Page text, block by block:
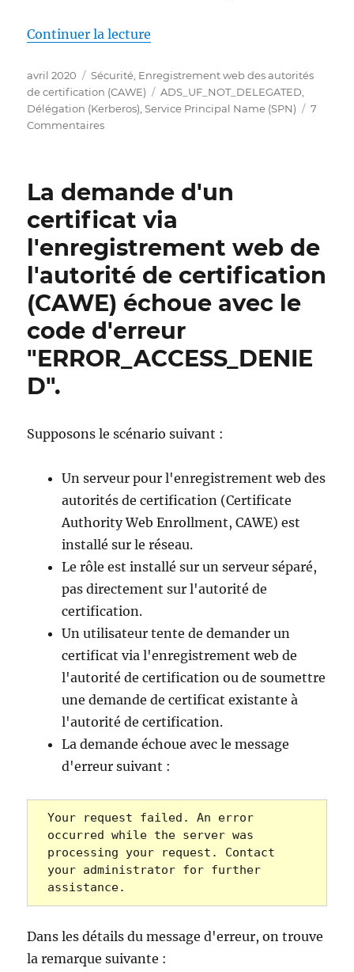
Continuer la lecture
Publié
le
avril 2020 Catégories
Sécurité, Enregistrement web des autorités
de certification (CAWE)
Étiquettes
ADS_UF_NOT_DELEGATED,
Délégation (Kerberos),Service Principal Name (SPN)
7
Commentairessur
(CAWE)
die
Verwendung
mit
einem
Domänenkonto
konfigurieren
La demande d'un
certificat via
l'enregistrement web de
l'autorité de certification
(CAWE) échoue avec le
code d'erreur
"ERROR_ACCESS_DENIE
D".
Supposons le scénario suivant :
Un serveur pour l'enregistrement web des
autorités de certification (Certificate
Authority Web Enrollment, CAWE) est
installé sur le réseau.
Le rôle est installé sur un serveur séparé,
pas directement sur l'autorité de
certification.
Un utilisateur tente de demander un
certificat via l'enregistrement web de
l'autorité de certification ou de soumettre
une demande de certificat existante à
l'autorité de certification.
La demande échoue avec le message
d'erreur suivant :
Your request failed. An error
occurred while the server was
processing your request. Contact
your administrator for further
assistance.
Dans les détails du message d'erreur, on trouve
la remarque suivante :